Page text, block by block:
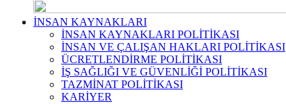
İNSAN KAYNAKLARI
İNSAN KAYNAKLARI POLİTİKASI
İNSAN VE ÇALIŞAN HAKLARI POLİTİKASI
ÜCRETLENDİRME POLİTİKASI
İŞ SAĞLIĞI VE GÜVENLİĞİ POLİTİKASI
TAZMİNAT POLİTİKASI
KARİYER